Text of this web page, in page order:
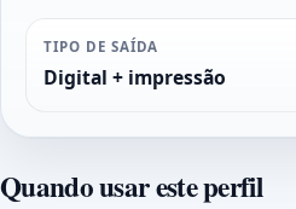
TIPO DE SAÍDA
Digital + impressão
Quando usar este perfil